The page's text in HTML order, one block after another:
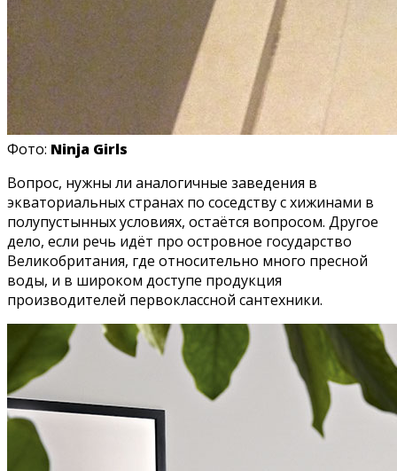
Фото: Ninja Girls
Вопрос, нужны ли аналогичные заведения в
экваториальных странах по соседству с хижинами в
полупустынных условиях, остаётся вопросом. Другое
дело, если речь идёт про островное государство
Великобритания, где относительно много пресной
воды, и в широком доступе продукция
производителей первоклассной сантехники.